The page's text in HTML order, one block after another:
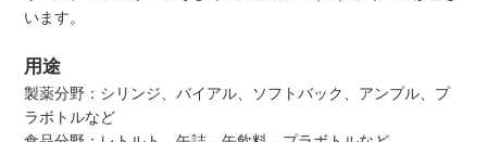
います。
用途
製薬分野：シリンジ、バイアル、ソフトバック、アンプル、プ
ラボトルなど